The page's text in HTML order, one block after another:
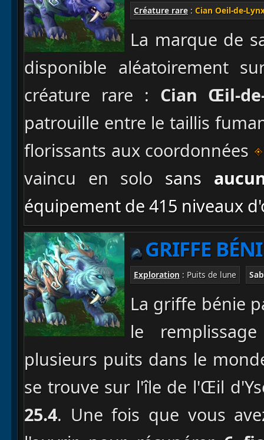
Créature rare : Cian Oeil-de-
La marque de
disponible aléatoirement
créature rare : Cian Œil-
patrouille entre le taillis
florissants aux coordonnées
vaincu en solo sans
équipement de 415 niveaux
GRIFFE
Exploration : Puits de lune
La griffe bénie
le
plusieurs puits dans le
se trouve sur l'île de l'Œil
25.4. Une fois que vous